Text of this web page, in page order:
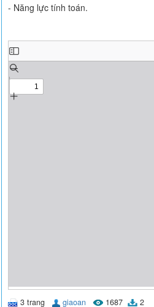
- Năng lực tính toán.
3 trang giaoan 1687 2